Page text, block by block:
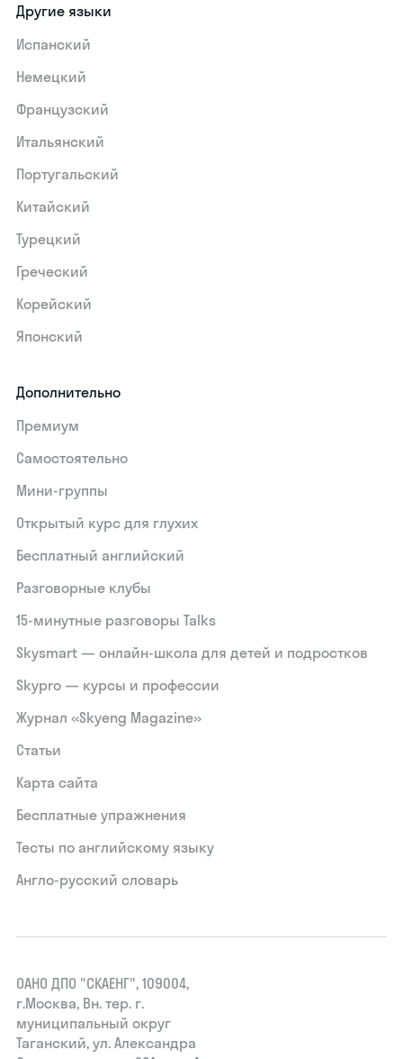
Другие языки
Испанский
Немецкий
Французский
Итальянский
Португальский
Китайский
Турецкий
Греческий
Корейский
Японский
Дополнительно
Премиум
Самостоятельно
Мини-группы
Открытый курс для глухих
Бесплатный английский
Разговорные клубы
15‑минутные разговоры Talks
Skysmart — онлайн-школа для детей и подростков
Skypro — курсы и профессии
Журнал «Skyeng Magazine»
Статьи
Карта сайта
Бесплатные упражнения
Тесты по английскому языку
Англо-русский словарь
ОАНО ДПО "СКАЕНГ", 109004,
г.Москва, Вн. тер. г.
муниципальный округ
Таганский, ул. Александра